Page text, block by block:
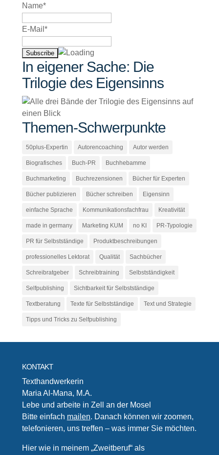
Name*
E-Mail*
In eigener Sache: Die
Trilogie des Eigensinns
Themen-Schwerpunkte
50plus-Expertin Autorencoaching Autor werden
Biografisches Buch-PR Buchhebamme
Buchmarketing Buchrezensionen Bücher für Experten
Bücher publizieren Bücher schreiben Eigensinn
einfache Sprache Kommunikationsfachfrau Kreativität
made in germany Marketing KUM no KI PR-Typologie
PR für Selbstständige Produktbeschreibungen
professionelles Lektorat Qualität Sachbücher
Schreibratgeber Schreibtraining Selbstständigkeit
Selfpublishing Sichtbarkeit für Selbstständige
Textberatung Texte für Selbstständige Text und Strategie
Tipps und Tricks zu Selfpublishing
KONTAKT
Texthandwerkerin
Maria Al-Mana, M.A.
Lebe und arbeite in Zell an der Mosel
Bitte einfach mailen. Danach können wir zoomen,
telefonieren, uns treffen – was immer Sie möchten.
Hier wie in meinem „Zweitberuf“ als